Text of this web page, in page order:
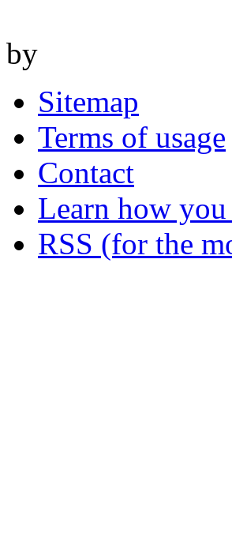
by
Sitemap
Terms of usage
Contact
Learn how
RSS (for the